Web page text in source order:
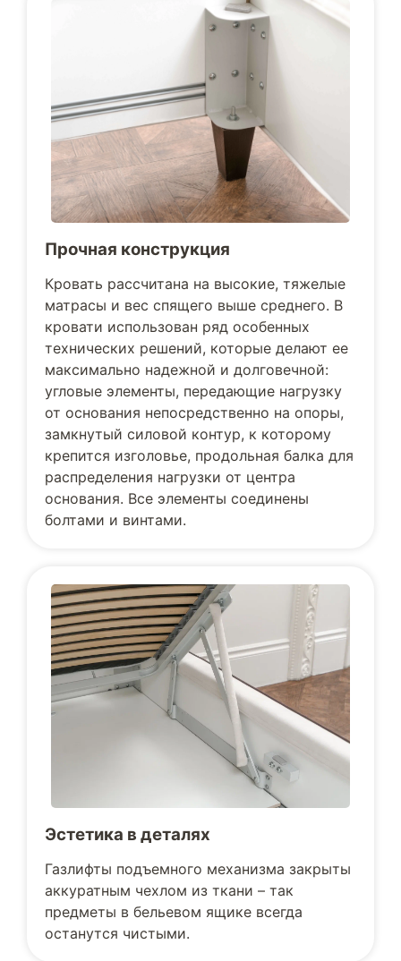
Прочная конструкция
Кровать рассчитана на высокие, тяжелые
матрасы и вес спящего выше среднего. В
кровати использован ряд особенных
технических решений, которые делают ее
максимально надежной и долговечной:
угловые элементы, передающие нагрузку
от основания непосредственно на опоры,
замкнутый силовой контур, к которому
крепится изголовье, продольная балка для
распределения нагрузки от центра
основания. Все элементы соединены
болтами и винтами.
Эстетика в деталях
Газлифты подъемного механизма закрыты
аккуратным чехлом из ткани – так
предметы в бельевом ящике всегда
останутся чистыми.